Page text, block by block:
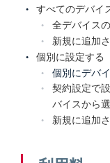
すべてのデバイ
全デバイス
新規に追加
個別に設定する
個別にデバ
契約設定で
バイスから
新規に追加